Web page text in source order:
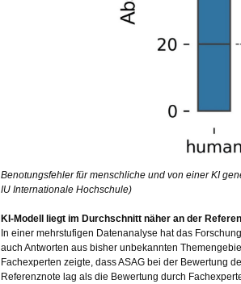
Benotungsfehler für menschliche und von einer KI
IU Internationale Hochschule)
KI-Modell liegt im Durchschnitt näher an der
In einer mehrstufigen Datenanalyse hat das
auch Antworten aus bisher unbekannten
Fachexperten zeigte, dass ASAG bei der Bewertung
Referenznote lag als die Bewertung durch